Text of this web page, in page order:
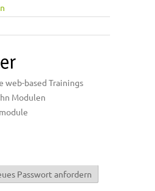
web-based Trainings
Modulen
Reiter)
Passwort anfordern